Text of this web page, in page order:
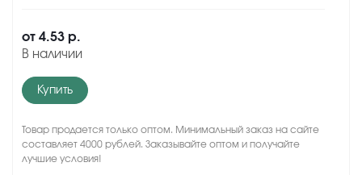
от 4.53 р.
В наличии
Купить
Товар продается только оптом. Минимальный заказ на сайте
составляет 4000 рублей. Заказывайте оптом и получайте
лучшие условия!